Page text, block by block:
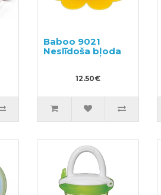
Baboo 9021
Neslīdoša bļoda
12.50€